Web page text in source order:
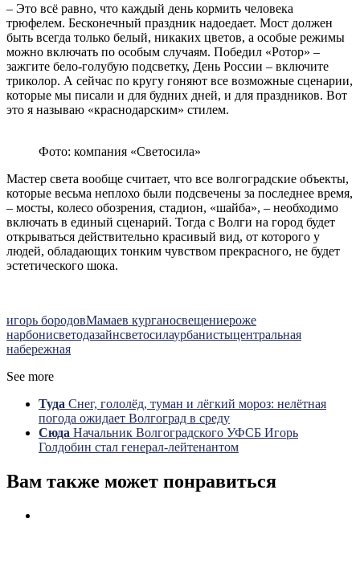
– Это всё равно, что каждый день кормить человека
трюфелем. Бесконечный праздник надоедает. Мост должен
быть всегда только белый, никаких цветов, а особые режимы
можно включать по особым случаям. Победил «Ротор» –
зажгите бело-голубую подсветку, День России – включите
триколор. А сейчас по кругу гоняют все возможные сценарии,
которые мы писали и для будних дней, и для праздников. Вот
это я называю «краснодарским» стилем.
Фото: компания «Светосила»
Мастер света вообще считает, что все волгоградские объекты,
которые весьма неплохо были подсвечены за последнее время,
– мосты, колесо обозрения, стадион, «шайба», – необходимо
включать в единый сценарий. Тогда с Волги на город будет
открываться действительно красивый вид, от которого у
людей, обладающих тонким чувством прекрасного, не будет
эстетического шока.
игорь бородовМамаев курганосвещениероже
нарбонисветодазайнсветосилаурбанистыцентральная
набережная
See more
Туда Снег, гололёд, туман и лёгкий мороз: нелётная
погода ожидает Волгоград в среду
Сюда Начальник Волгоградского УФСБ Игорь
Голдобин стал генерал-лейтенантом
Вам также может понравиться